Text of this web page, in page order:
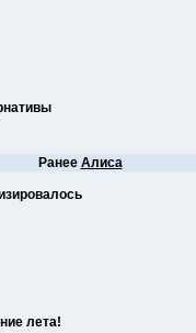
Ранее Алиса
лета!